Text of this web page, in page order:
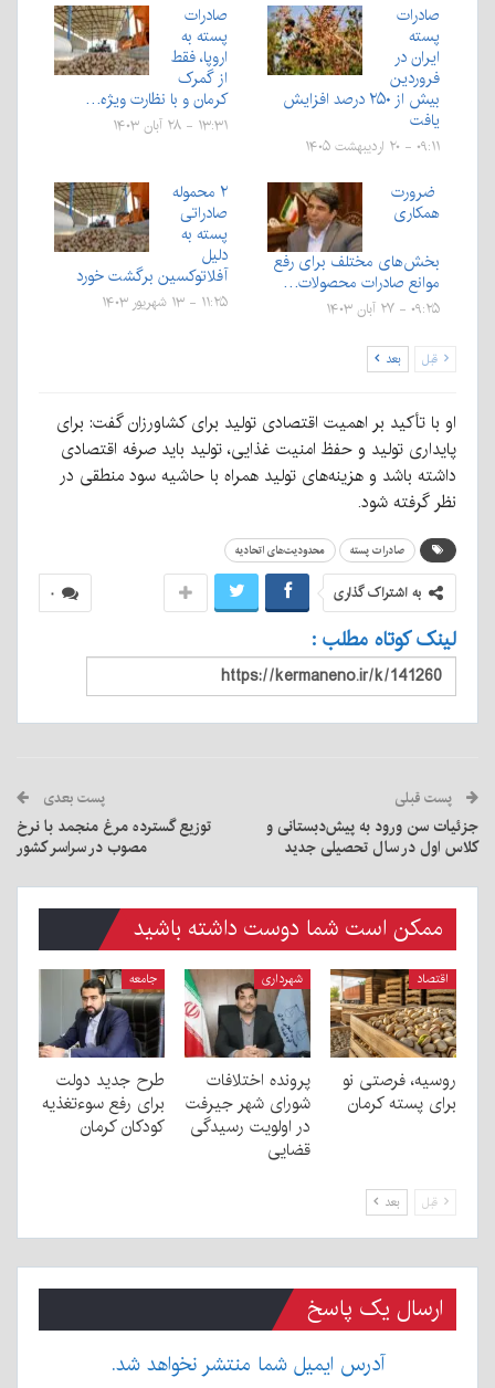
صادرات
پسته
ایران در
فروردین
بیش از ۲۵۰ درصد افزایش
یافت
۰۹:۱۱ - ۲۰ اردیبهشت ۱۴۰۵
صادرات
پسته به
اروپا، فقط
از گمرک
کرمان و با نظارت ویژه…
۱۳:۳۱ - ۲۸ آبان ۱۴۰۳
ضرورت
همکاری
بخش‌های مختلف برای رفع
موانع صادرات محصولات…
۰۹:۲۵ - ۲۷ آبان ۱۴۰۳
۲ محموله
صادراتی
پسته به
دلیل
آفلاتوکسین برگشت خورد
۱۱:۲۵ - ۱۳ شهریور ۱۴۰۳
قبل بعد
او با تأکید بر اهمیت اقتصادی تولید برای کشاورزان گفت: برای
پایداری تولید و حفظ امنیت غذایی، تولید باید صرفه اقتصادی
داشته باشد و هزینه‌های تولید همراه با حاشیه سود منطقی در
نظر گرفته شود.
صادرات پسته محدودیت‌های اتحادیه
۰ به اشتراک گذاری
لینک کوتاه مطلب :
پست قبلی
جزئیات سن ورود به پیش‌دبستانی و
کلاس اول در سال تحصیلی جدید
پست بعدی
توزیع گسترده مرغ منجمد با نرخ
مصوب در سراسر کشور
ممکن است شما دوست داشته باشید
اقتصاد
روسیه، فرصتی نو
برای پسته کرمان
شهرداری
پرونده اختلافات
شورای شهر جیرفت
در اولویت رسیدگی
قضایی
جامعه
طرح جدید دولت
برای رفع سوءتغذیه
کودکان کرمان
قبل بعد
ارسال یک پاسخ
آدرس ایمیل شما منتشر نخواهد شد.